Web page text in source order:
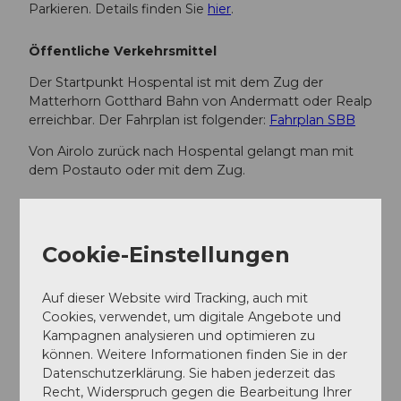
Parkieren. Details finden Sie hier.
Öffentliche Verkehrsmittel
Der Startpunkt Hospental ist mit dem Zug der
Matterhorn Gotthard Bahn von Andermatt oder Realp
erreichbar. Der Fahrplan ist folgender: Fahrplan SBB
Von Airolo zurück nach Hospental gelangt man mit
dem Postauto oder mit dem Zug.
Aktuelle Strasseninformationen und
Postauto
Sasso San Gottardo
Nationales St. Gotthard Museum
Cookie-Einstellungen
Auf dieser Website wird Tracking, auch mit
Cookies, verwendet, um digitale Angebote und
Kampagnen analysieren und optimieren zu
können. Weitere Informationen finden Sie in der
Datenschutzerklärung. Sie haben jederzeit das
Recht, Widerspruch gegen die Bearbeitung Ihrer